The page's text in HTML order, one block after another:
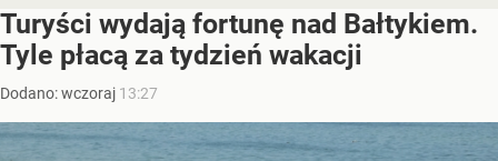
Turyści wydają fortunę nad Bałtykiem.
Tyle płacą za tydzień wakacji
Dodano:wczoraj 13:27